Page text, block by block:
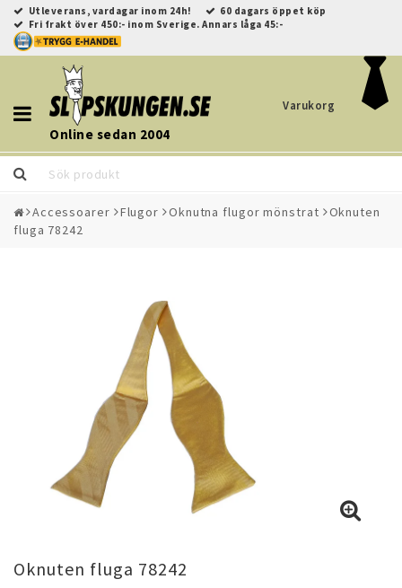
Utleverans, vardagar inom 24h!
60 dagars öppet köp
Fri frakt över 450:- inom Sverige. Annars låga 45:-
Online sedan 2004
Varukorg
Toggle
navigation
Accessoarer Flugor Oknutna flugor mönstrat
Oknuten
fluga 78242
Oknuten fluga 78242